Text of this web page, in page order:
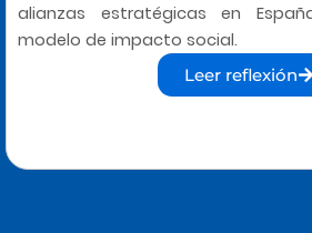
alianzas estratégicas en
modelo de impacto social.
Leer reflexión